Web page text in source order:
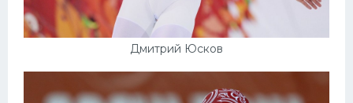
Дмитрий Юсков